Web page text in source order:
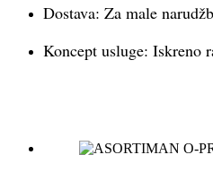
Dostava: Za male
Koncept usluge: Iskreno